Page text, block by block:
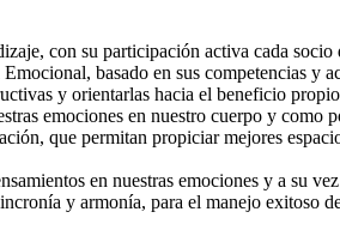
con su participación activa cada socio
basado en sus competencias y
y orientarlas hacia el beneficio
emociones en nuestro cuerpo y como
que permitan propiciar mejores
en nuestras emociones y a su
y armonía, para el manejo exitoso